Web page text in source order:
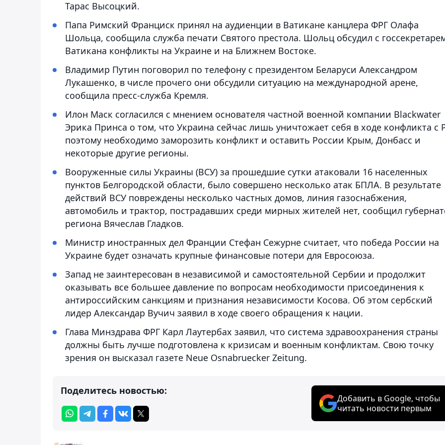
Тарас Высоцкий.
Папа Римский Франциск принял на аудиенции в Ватикане канцлера ФРГ Олафа
Шольца, сообщила служба печати Святого престола. Шольц обсудил с
Ватикана конфликты на Украине и на Ближнем Востоке.
Владимир Путин поговорил по телефону с президентом Беларуси Александром
Лукашенко, в числе прочего они обсудили ситуацию на международной арене,
сообщила пресс-служба Кремля.
Илон Маск согласился с мнением основателя частной военной компании Blackwater
Эрика Принса о том, что Украина сейчас лишь уничтожает себя в ходе конфликта с
поэтому необходимо заморозить конфликт и оставить России Крым, Донбасс и
некоторые другие регионы.
Вооруженные силы Украины (ВСУ) за прошедшие сутки атаковали 16 населенных
пунктов Белгородской области, было совершено несколько атак БПЛА. В результате
действий ВСУ повреждены несколько частных домов, линия газоснабжения,
автомобиль и трактор, пострадавших среди мирных жителей нет, сообщил
региона Вячеслав Гладков.
Министр иностранных дел Франции Стефан Сежурне считает, что победа России на
Украине будет означать крупные финансовые потери для Евросоюза.
Запад не заинтересован в независимой и самостоятельной Сербии и продолжит
оказывать все большее давление по вопросам необходимости присоединения к
антироссийским санкциям и признания независимости Косова. Об этом сербский
лидер Александар Вучич заявил в ходе своего обращения к нации.
Глава Минздрава ФРГ Карл Лаутербах заявил, что система здравоохранения страны
должны быть лучше подготовлена к кризисам и военным конфликтам. Свою точку
зрения он высказал газете Neue Osnabruecker Zeitung.
Поделитесь новостью:
Добавить в Google, чтобы
читать новости первым